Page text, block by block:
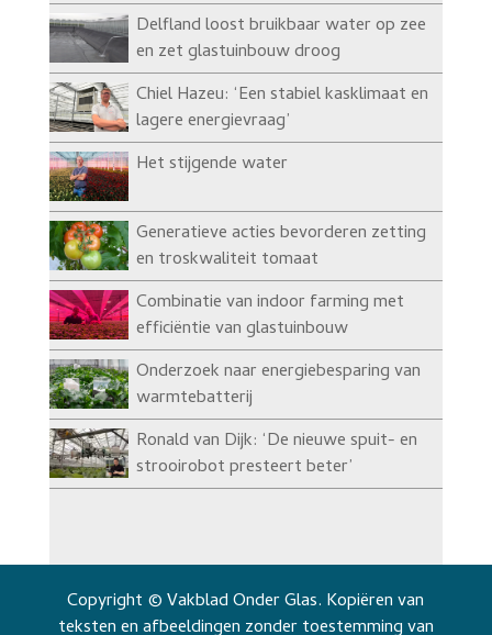
Delfland loost bruikbaar water op zee
en zet glastuinbouw droog
Chiel Hazeu: ‘Een stabiel kasklimaat en
lagere energievraag’
Het stijgende water
Generatieve acties bevorderen zetting
en troskwaliteit tomaat
Combinatie van indoor farming met
efficiëntie van glastuinbouw
Onderzoek naar energiebesparing van
warmtebatterij
Ronald van Dijk: ‘De nieuwe spuit- en
strooirobot presteert beter’
Copyright © Vakblad Onder Glas. Kopiëren van
teksten en afbeeldingen zonder toestemming van